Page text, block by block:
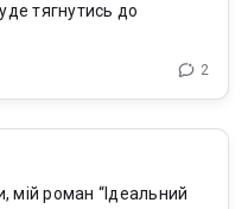
тягнутись до
2